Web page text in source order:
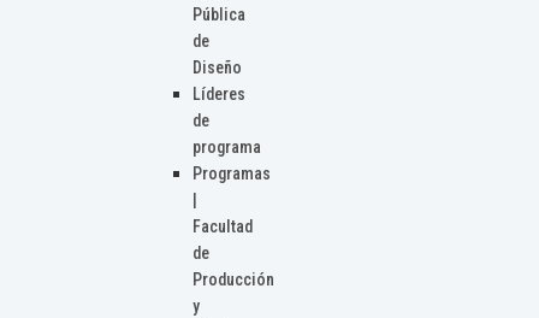
Pública
de
Diseño
Líderes
de
programa
Programas
Facultad
de
Producción
y